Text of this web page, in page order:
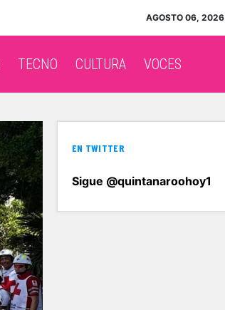
AGOSTO 06, 2026
TECNO CULTURA VOCES
EN TWITTER
Sigue @quintanaroohoy1